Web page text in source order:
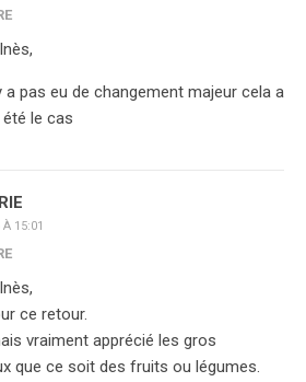
a pas eu de changement majeur cela a
le cas
15:01
ce retour.
vraiment apprécié les gros
que ce soit des fruits ou légumes.